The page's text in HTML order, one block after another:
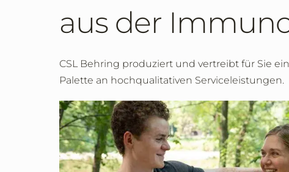
aus der
CSL Behring produziert und vertreibt für Sie
Palette an hochqualitativen Serviceleistungen.